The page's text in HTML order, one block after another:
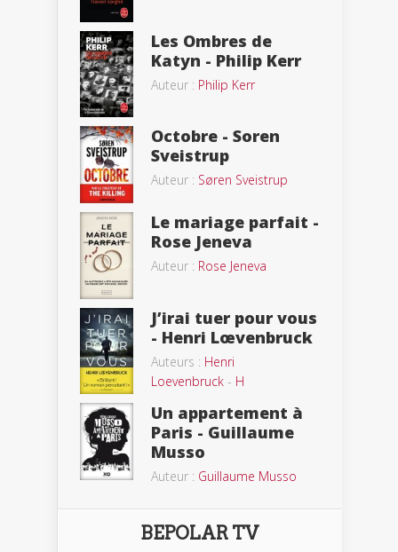
Les Ombres de
Katyn - Philip Kerr
Auteur : Philip Kerr
Octobre - Soren
Sveistrup
Auteur : Søren Sveistrup
Le mariage parfait -
Rose Jeneva
Auteur : Rose Jeneva
J’irai tuer pour vous
- Henri Lœvenbruck
Auteurs : Henri
Loevenbruck - H
Un appartement à
Paris - Guillaume
Musso
Auteur : Guillaume Musso
BEPOLAR TV